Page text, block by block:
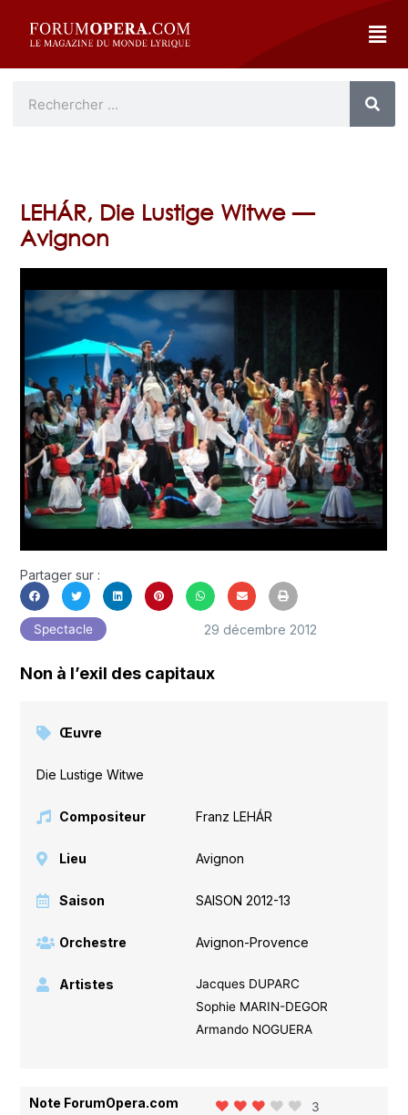
LEHÁR, Die Lustige Witwe —
Avignon
Partager sur :
Spectacle 29 décembre 2012
Non à l’exil des capitaux
Œuvre
Die Lustige Witwe
Compositeur Franz LEHÁR
Lieu Avignon
Saison SAISON 2012-13
Orchestre Avignon-Provence
Artistes
Jacques DUPARC
Sophie MARIN-DEGOR
Armando NOGUERA
Note ForumOpera.com 3